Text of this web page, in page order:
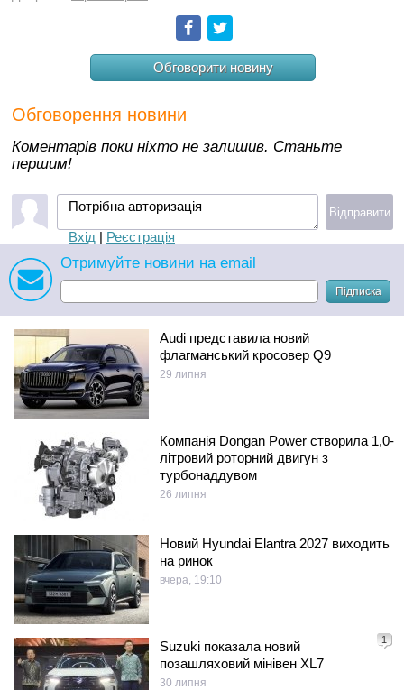
Facebook
Обговорити новину
Обговорення новини
Коментарів поки ніхто не залишив. Станьте
першим!
Потрібна авторизація
Вхід | Реєстрація
Відправити
Отримуйте новини на email
Підписка
Audi представила новий
флагманський кросовер Q9
29 липня
Компанія Dongan Power створила 1,0-
літровий роторний двигун з
турбонаддувом
26 липня
Новий Hyundai Elantra 2027 виходить
на ринок
вчера, 19:10
1
Suzuki показала новий
позашляховий мінівен XL7
30 липня